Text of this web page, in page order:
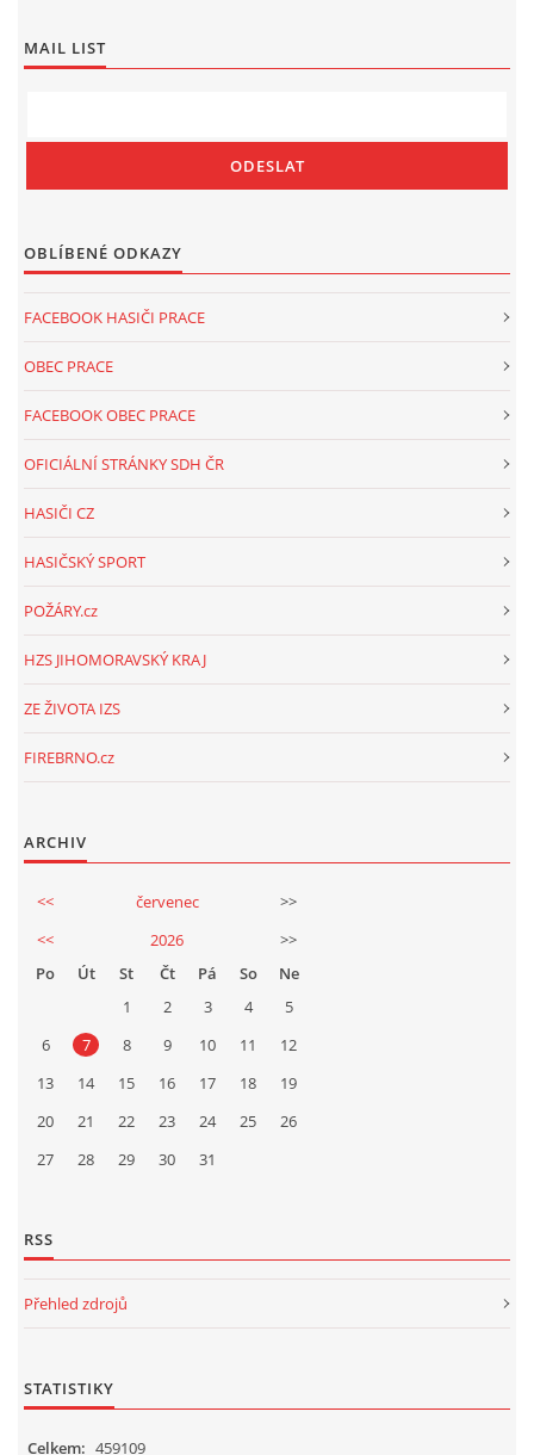
MAIL LIST
OBLÍBENÉ ODKAZY
FACEBOOK HASIČI PRACE
OBEC PRACE
FACEBOOK OBEC PRACE
OFICIÁLNÍ STRÁNKY SDH ČR
HASIČI CZ
HASIČSKÝ SPORT
POŽÁRY.cz
HZS JIHOMORAVSKÝ KRAJ
ZE ŽIVOTA IZS
FIREBRNO.cz
ARCHIV
<< červenec
>>
<<
2026
>>
Po
Út St Čt Pá So
Ne
1
2 3 4
5
6
7 8 9 10 11
12
13
14 15 16 17 18
19
20
21 22 23 24 25
26
27
28 29 30 31
RSS
Přehled zdrojů
STATISTIKY
Celkem: 459109